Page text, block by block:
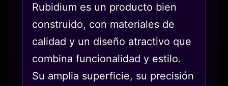
Rubidium es un producto bien
construido, con materiales de
calidad y un diseño atractivo que
combina funcionalidad y estilo.
Su amplia superficie, su precisión